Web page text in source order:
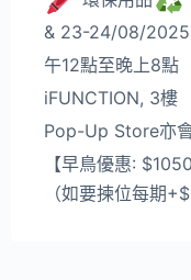
& 23-24/08/2025
午12點至晚上8點
iFUNCTION, 3樓
Pop-Up Store亦
【早鳥優惠:
（如要揀位每期